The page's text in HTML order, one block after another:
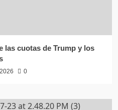
las cuotas de Trump y los
0